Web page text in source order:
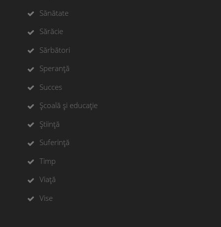
Sănătate
Sărăcie
Sărbători
Speranță
Succes
Școală și educație
Știință
Suferință
Timp
Viață
Vise